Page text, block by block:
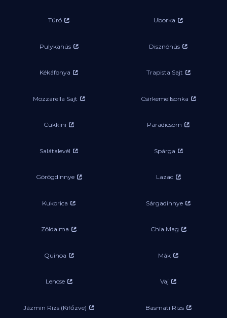
Túró Uborka
Pulykahús Disznóhús
Kékáfonya Trapista Sajt
Mozzarella Sajt Csirkemellsonka
Cukkini Paradicsom
Salátalevél Spárga
Görögdinnye Lazac
Kukorica Sárgadinnye
Zöldalma Chia Mag
Quinoa Mák
Lencse Vaj
Jázmin Rizs (Kifőzve) Basmati Rizs